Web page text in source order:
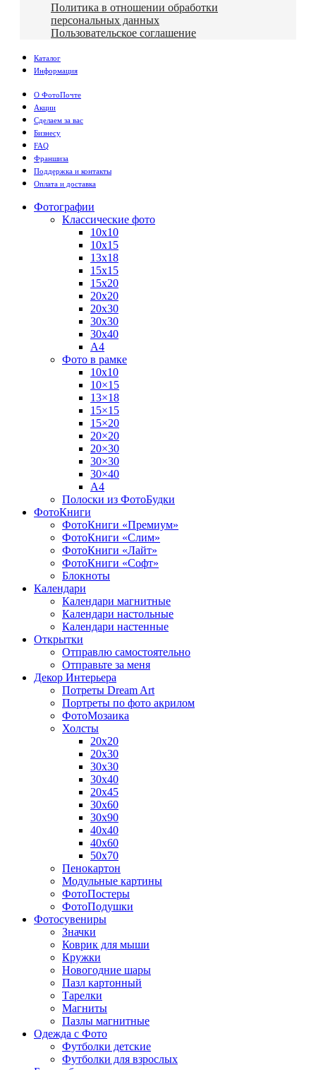
Политика в отношении обработки
персональных данных
Пользовательское соглашение
Каталог
Информация
О ФотоПочте
Акции
Сделаем за вас
Бизнесу
FAQ
Франшиза
Поддержка и контакты
Оплата и доставка
Фотографии
Классические фото
10х10
10х15
13х18
15х15
15х20
20х20
20х30
30х30
30х40
А4
Фото в рамке
10х10
10×15
13×18
15×15
15×20
20×20
20×30
30×30
30×40
A4
Полоски из ФотоБудки
ФотоКниги
ФотоКниги «Премиум»
ФотоКниги «Слим»
ФотоКниги «Лайт»
ФотоКниги «Софт»
Блокноты
Календари
Календари магнитные
Календари настольные
Календари настенные
Открытки
Отправлю самостоятельно
Отправьте за меня
Декор Интерьера
Потреты Dream Art
Портреты по фото акрилом
ФотоМозаика
Холсты
20х20
20х30
30х30
30х40
20х45
30х60
30х90
40х40
40х60
50х70
Пенокартон
Модульные картины
ФотоПостеры
ФотоПодушки
Фотоcувениры
Значки
Коврик для мыши
Кружки
Новогодние шары
Пазл картонный
Тарелки
Магниты
Пазлы магнитные
Одежда с Фото
Футболки детские
Футболки для взрослых